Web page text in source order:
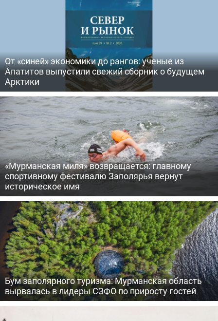
От «синей» экономики до рангов: ученые из
Апатитов выпустили свежий сборник о будущем
Арктики
«Мурманская миля» возвращается: главному
спортивному фестивалю Заполярья вернут
историческое имя
Бум заполярного туризма: Мурманская область
вырвалась в лидеры СЗФО по приросту гостей